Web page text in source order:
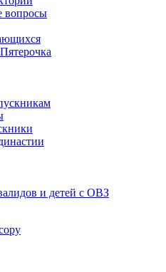
вопросы
и детей с ОВЗ